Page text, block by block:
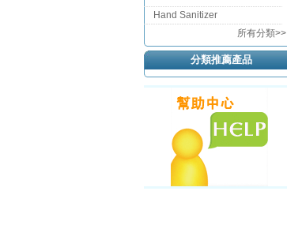
Hand Sanitizer
所有分類>>
分類推薦產品